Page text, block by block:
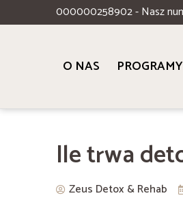
000000258902 - Nasz
O NAS
Ile trwa
Zeus Detox & Rehab